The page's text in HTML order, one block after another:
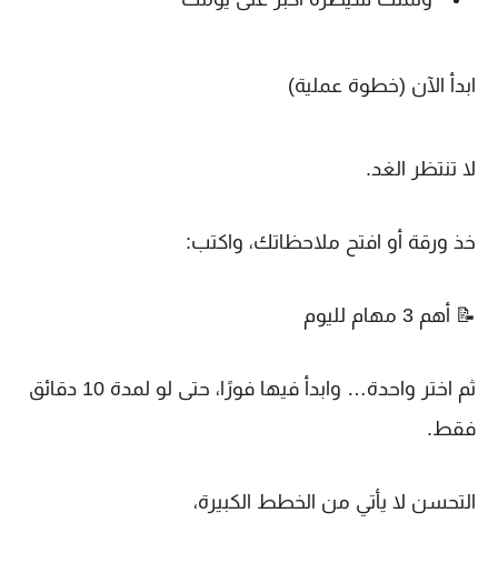
ابدأ الآن (خطوة عملية)
لا تنتظر الغد.
خذ ورقة أو افتح ملاحظاتك، واكتب:
📝 أهم 3 مهام لليوم
ثم اختر واحدة… وابدأ فيها فورًا، حتى لو لمدة 10 دقائق
فقط.
التحسن لا يأتي من الخطط الكبيرة،